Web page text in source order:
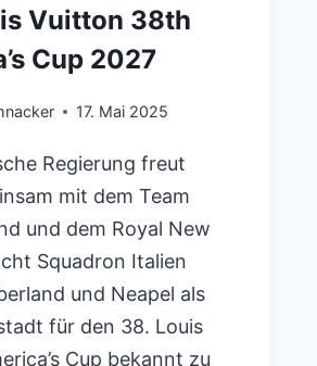
Vuitton 38th
Cup 2027
17. Mai 2025
Regierung freut
mit dem Team
und dem Royal New
Squadron Italien
und Neapel als
für den 38. Louis
Cup bekannt zu